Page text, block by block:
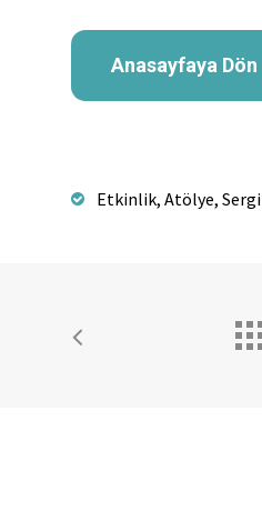
Anasayfaya Dön
Etkinlik, Atölye, Sergi